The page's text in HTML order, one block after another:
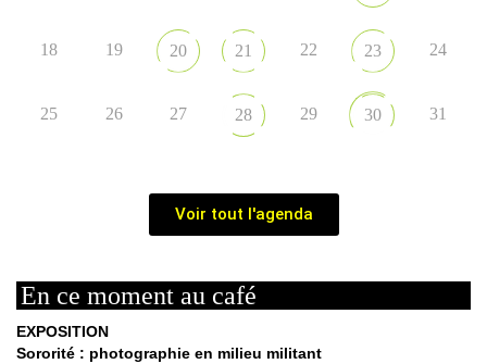
18 19 20 21 22 23 24
25 26 27 28 29 30 31
Voir tout l'agenda
En ce moment au café
EXPOSITION
Sororité : photographie en milieu militant